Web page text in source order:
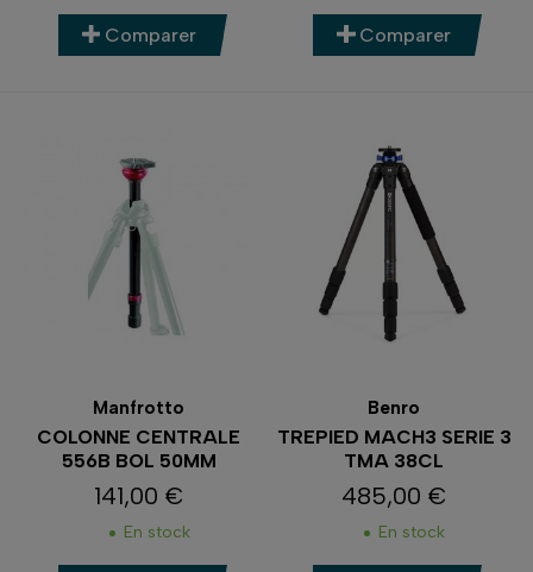
Comparer Comparer
Manfrotto
COLONNE CENTRALE
556B BOL 50MM
Prix
141,00 €
En stock
Benro
TREPIED MACH3 SERIE 3
TMA 38CL
Prix
485,00 €
En stock